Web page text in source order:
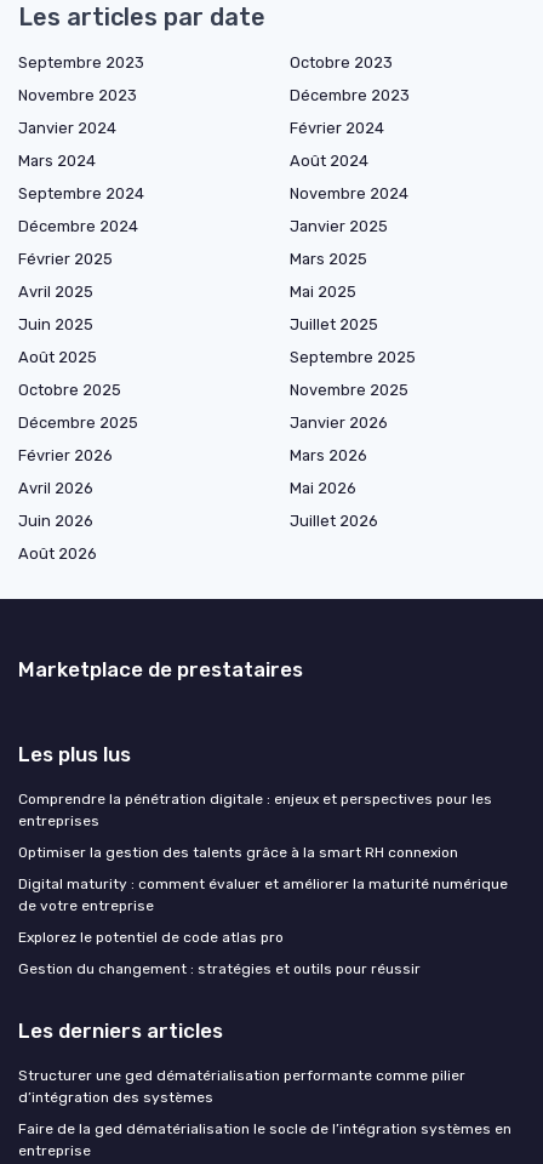
Les articles par date
Septembre 2023
Octobre 2023
Novembre 2023
Décembre 2023
Janvier 2024
Février 2024
Mars 2024
Août 2024
Septembre 2024
Novembre 2024
Décembre 2024
Janvier 2025
Février 2025
Mars 2025
Avril 2025
Mai 2025
Juin 2025
Juillet 2025
Août 2025
Septembre 2025
Octobre 2025
Novembre 2025
Décembre 2025
Janvier 2026
Février 2026
Mars 2026
Avril 2026
Mai 2026
Juin 2026
Juillet 2026
Août 2026
Marketplace de prestataires
Les plus lus
Comprendre la pénétration digitale : enjeux et perspectives pour les
entreprises
Optimiser la gestion des talents grâce à la smart RH connexion
Digital maturity : comment évaluer et améliorer la maturité numérique
de votre entreprise
Explorez le potentiel de code atlas pro
Gestion du changement : stratégies et outils pour réussir
Les derniers articles
Structurer une ged dématérialisation performante comme pilier
d’intégration des systèmes
Faire de la ged dématérialisation le socle de l’intégration systèmes en
entreprise